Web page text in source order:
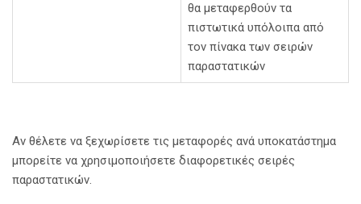
θα μεταφερθούν τα
πιστωτικά υπόλοιπα από
τον πίνακα των σειρών
παραστατικών
Αν θέλετε να ξεχωρίσετε τις μεταφορές ανά υποκατάστημα
μπορείτε να χρησιμοποιήσετε διαφορετικές σειρές
παραστατικών.